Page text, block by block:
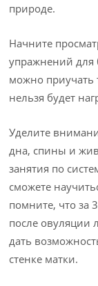
природе.
Начните
упражнений для
можно приучать
нельзя будет
Уделите
дна, спины и
занятия по
сможете
помните, что за
после овуляции
дать
стенке матки.